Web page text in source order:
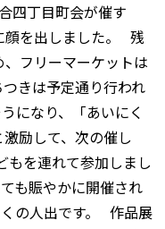
四丁目町会が催す
顔を出しました。 残
フリーマーケットは
きは予定通り行われ
になり、「あいにく
励して、次の催し
を連れて参加しまし
も賑やかに開催され
の人出です。 作品展